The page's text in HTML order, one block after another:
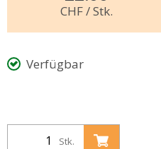
CHF/ Stk.
Verfügbar
Stk.